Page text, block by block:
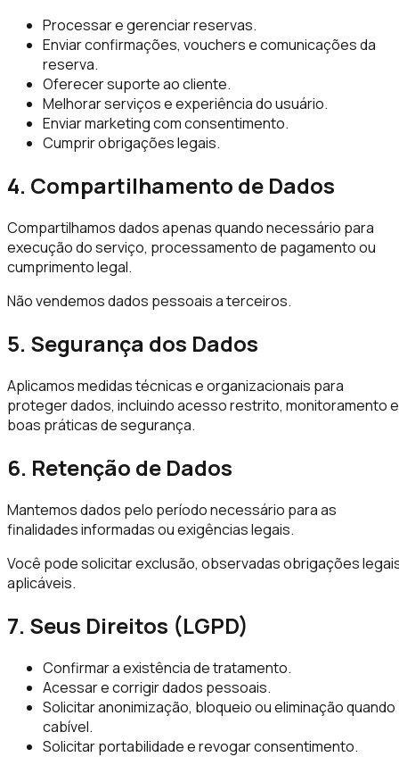
Processar e gerenciar reservas.
Enviar confirmações, vouchers e comunicações da
reserva.
Oferecer suporte ao cliente.
Melhorar serviços e experiência do usuário.
Enviar marketing com consentimento.
Cumprir obrigações legais.
4. Compartilhamento de Dados
Compartilhamos dados apenas quando necessário para
execução do serviço, processamento de pagamento ou
cumprimento legal.
Não vendemos dados pessoais a terceiros.
5. Segurança dos Dados
Aplicamos medidas técnicas e organizacionais para
proteger dados, incluindo acesso restrito, monitoramento e
boas práticas de segurança.
6. Retenção de Dados
Mantemos dados pelo período necessário para as
finalidades informadas ou exigências legais.
Você pode solicitar exclusão, observadas obrigações
aplicáveis.
7. Seus Direitos (LGPD)
Confirmar a existência de tratamento.
Acessar e corrigir dados pessoais.
Solicitar anonimização, bloqueio ou eliminação quando
cabível.
Solicitar portabilidade e revogar consentimento.